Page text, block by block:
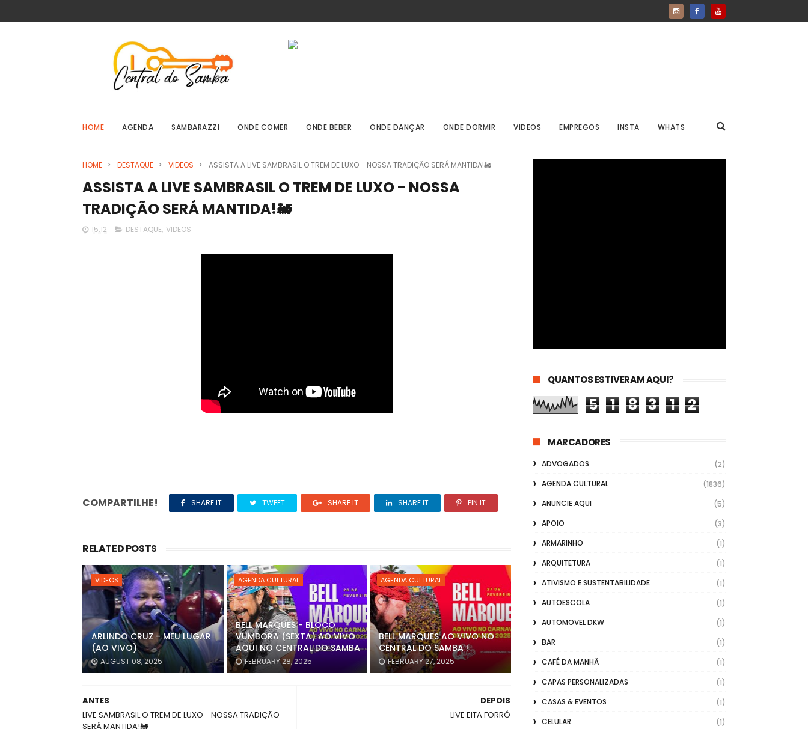
HOME AGENDA SAMBARAZZI ONDE COMER ONDE BEBER ONDE DANÇAR ONDE DORMIR VIDEOS EMPREGOS INSTA WHATS
HOME > DESTAQUE > VIDEOS > ASSISTA A LIVE SAMBRASIL O TREM DE LUXO - NOSSA TRADIÇÃO SERÁ MANTIDA!🚂
ASSISTA A LIVE SAMBRASIL O TREM DE LUXO - NOSSA
TRADIÇÃO SERÁ MANTIDA!🚂
15:12 DESTAQUE, VIDEOS
COMPARTILHE! SHARE IT TWEET SHARE IT SHARE IT PIN IT
RELATED POSTS
VIDEOS
ARLINDO CRUZ - MEU LUGAR
(AO VIVO)
AUGUST 08, 2025
AGENDA CULTURAL
BELL MARQUES - BLOCO
VUMBORA (SEXTA) AO VIVO
AQUI NO CENTRAL DO SAMBA
FEBRUARY 28, 2025
AGENDA CULTURAL
BELL MARQUES AO VIVO NO
CENTRAL DO SAMBA !
FEBRUARY 27, 2025
DEPOIS
LIVE EITA FORRÓ
ANTES
LIVE SAMBRASIL O TREM DE LUXO - NOSSA TRADIÇÃO
SERÁ MANTIDA!🚂
QUANTOS ESTIVERAM AQUI?
5 1 8 3 1 2
MARCADORES
ADVOGADOS
(2)
AGENDA CULTURAL
(1836)
ANUNCIE AQUI
(5)
APOIO
(3)
ARMARINHO
(1)
ARQUITETURA
(1)
ATIVISMO E SUSTENTABILIDADE
(1)
AUTOESCOLA
(1)
AUTOMOVEL DKW
(1)
BAR
(1)
CAFÉ DA MANHÃ
(1)
CAPAS PERSONALIZADAS
(1)
CASAS & EVENTOS
(1)
CELULAR
(1)